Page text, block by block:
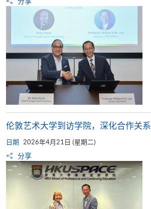
伦敦艺术大学到访学院，深化合作关系
日期 2026年4月21日 (星期二)
分享